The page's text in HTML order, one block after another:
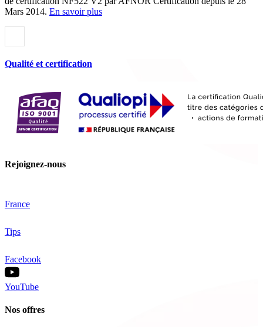
Mars 2014. En savoir plus
Qualité et certification
Rejoignez-nous
France
Tips
Facebook
YouTube
Nos offres